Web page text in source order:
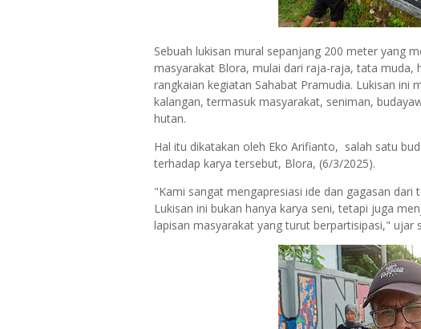
Sebuah lukisan mural sepanjang 200 meter yang
masyarakat Blora, mulai dari raja-raja, tata muda,
rangkaian kegiatan Sahabat Pramudia. Lukisan ini
kalangan, termasuk masyarakat, seniman,
hutan.
Hal itu dikatakan oleh Eko Arifianto, salah satu
terhadap karya tersebut, Blora, (6/3/2025).
"Kami sangat mengapresiasi ide dan gagasan
Lukisan ini bukan hanya karya seni, tetapi juga
lapisan masyarakat yang turut berpartisipasi," ujar